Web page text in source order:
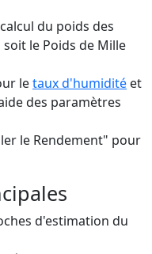
du poids des
soit le Poids de Mille
letaux d'humidité et
des paramètres
le Rendement" pour
d'estimation du